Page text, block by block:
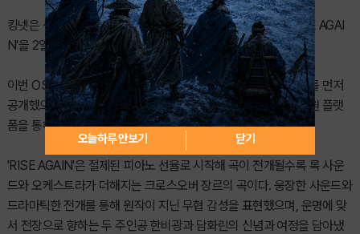
킹넷은 신작 MMORPG '열혈강호: 넥스트'의 첫 번째 OST 'RISE AGAI
N'을 2일 공개했다.
이번 OST는 2일 오전 9시 공식 유튜브 채널을 통해 뮤직비디오를 먼저
공개했으며, 음원은 같은 날 오후 6시 멜론, 지니 등 국내 주요 음원 플랫
폼을 통해 발매된다.
'RISE AGAIN'은 절제된 피아노 선율로 시작해 곡이 전개될수록 록 사운
드와 오케스트라가 더해지는 크로스오버 장르의 곡이다. 웅장한 사운드와
드라마틱한 전개를 통해 원작이 지닌 무협 감성을 표현했으며, 운명에 맞
서 전장으로 향하는 두 주인공 한비광과 담화린의 신념과 여정을 담아냈
오늘하루 안보기 닫기